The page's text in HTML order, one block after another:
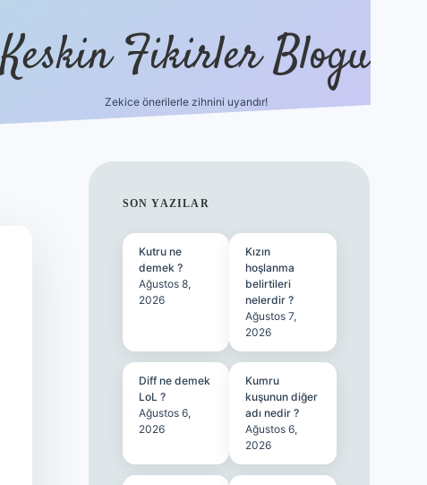
Keskin Fikirler Blogu
Zekice önerilerle zihnini uyandır!
SIDEBAR
SON YAZILAR
Kutru ne
demek ?
Ağustos 8,
2026
Kızın
hoşlanma
belirtileri
nelerdir ?
Ağustos 7,
2026
Diff ne demek
LoL ?
Ağustos 6,
2026
Kumru
kuşunun diğer
adı nedir ?
Ağustos 6,
2026